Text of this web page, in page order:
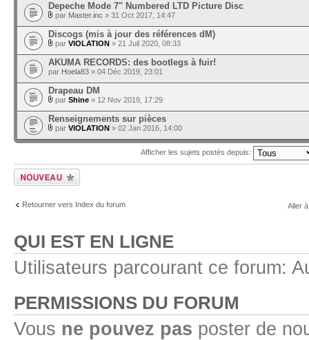
Depeche Mode 7" Numbered LTD Picture Disc
par Master.inc » 31 Oct 2017, 14:47
Discogs (mis à jour des références dM)
par VIOLATION » 21 Juil 2020, 08:33
AKUMA RECORDS: des bootlegs à fuir!
par Hoela83 » 04 Déc 2019, 23:01
Drapeau DM
par Shine » 12 Nov 2019, 17:29
Renseignements sur pièces
par VIOLATION » 02 Jan 2016, 14:00
Afficher les sujets postés depuis:
Ecrire un nouveau
sujet
Retourner vers Index du forum Aller
QUI EST EN LIGNE
Utilisateurs parcourant ce forum:
PERMISSIONS DU FORUM
Vous ne pouvez pas poster de